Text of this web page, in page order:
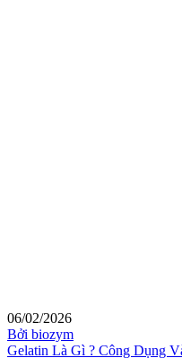
06/02/2026
Bởi biozym
Gelatin Là Gì ? Công Dụng